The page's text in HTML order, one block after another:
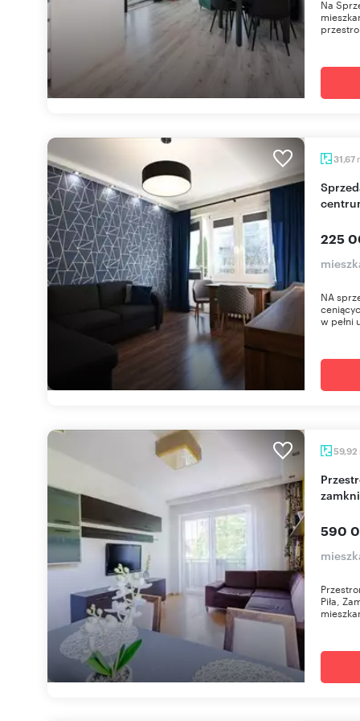
Na
31,67
Sprzedam kawalerkę 31,67 m² z balkonem w
225
NA
w pełni
59,92
Przestronne 3-pokojowe mieszkanie na
590
Piła,